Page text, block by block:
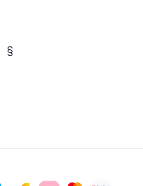
§